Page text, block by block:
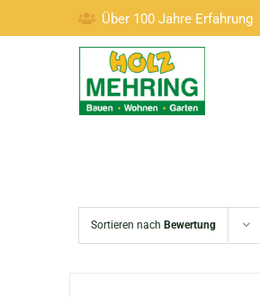
Inhalt
Über 100 Jahre Erfahrung
Sortieren nach Bewertung